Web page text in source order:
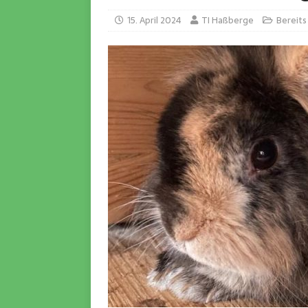
15. April 2024 TI Haßberge